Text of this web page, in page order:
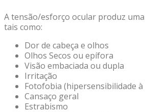
A tensão/esforço ocular produz
tais como:
Dor de cabeça e olhos
Olhos Secos ou epífora
Visão embaciada ou dupla
Irritação
Fotofobia (hipersensibilidade à
Cansaço geral
Estrabismo